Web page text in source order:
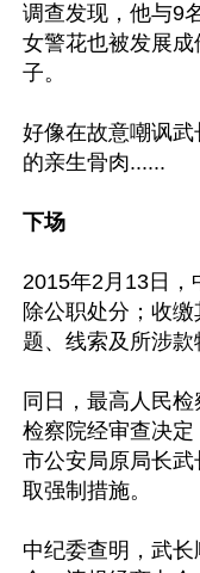
调查发现，他与9
女警花也被发展
子。
好像在故意嘲讽
的亲生骨肉......
下场
2015年2月13日，
除公职处分；收
题、线索及所涉款
同日，最高人民
检察院经审查决定
市公安局原局长
取强制措施。
中纪委查明，武